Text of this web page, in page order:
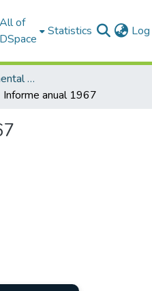
All of
DSpace
Statistics
1.- Estación Experimental Santa Catalina
Informe anual 1967